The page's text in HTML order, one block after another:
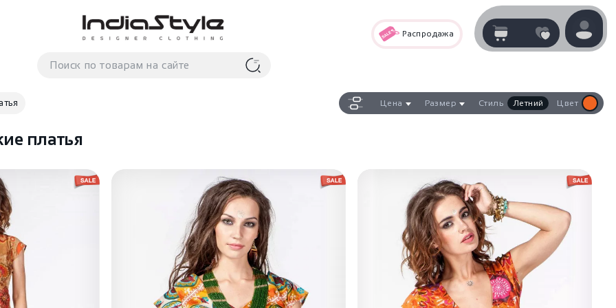
Распродажа
Корзина покупок пуста..
Цена Размер Стиль Летний Цвет
платья